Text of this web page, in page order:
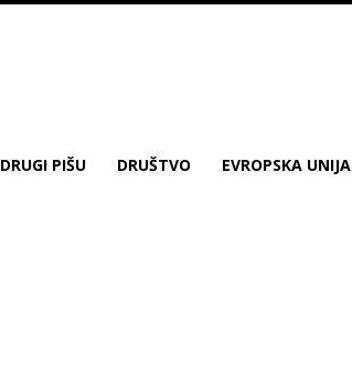
DRUGI PIŠU DRUŠTVO EVROPSKA UNIJA